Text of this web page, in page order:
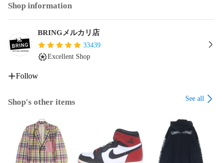
Shop information
BRINGメルカリ店
33439
Excellent Shop
Follow
Shop's other items See all